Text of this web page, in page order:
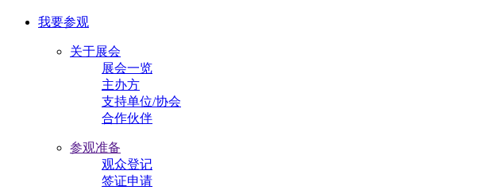
我要参观
关于展会
展会一览
主办方
支持单位/协会
合作伙伴
参观准备
观众登记
签证申请